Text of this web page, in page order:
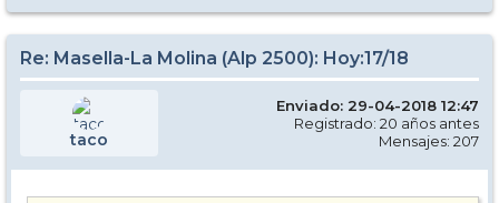
Re: Masella-La Molina (Alp 2500): Hoy:17/18
taco
Enviado: 29-04-2018 12:47
Registrado: 20 años antes
Mensajes: 207